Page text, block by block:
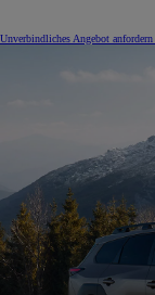
Unverbindliches Angebot anfordern